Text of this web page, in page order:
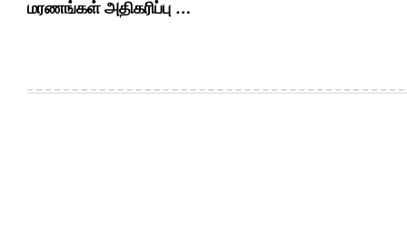
மரணங்கள் அதிகரிப்பு …